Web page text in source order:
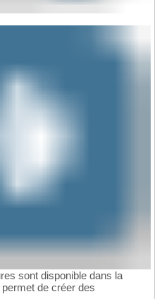
sont disponible dans la
de créer des